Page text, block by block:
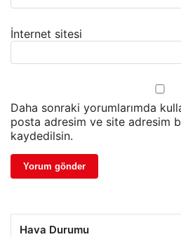
İnternet sitesi
Daha sonraki yorumlarımda
posta adresim ve site adresim
kaydedilsin.
Hava Durumu